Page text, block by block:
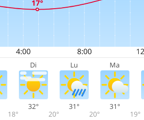
Di Lu Ma
18°
32°
20°
31°
20°
31°
19°